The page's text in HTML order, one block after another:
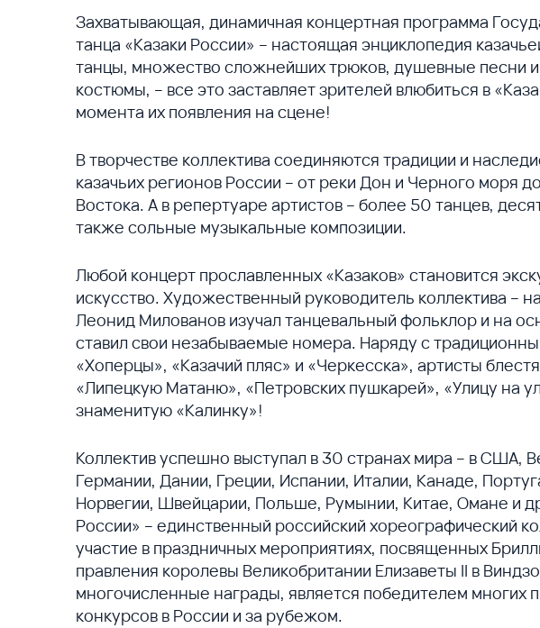
Захватывающая, динамичная концертная программа
танца «Казаки России» – настоящая энциклопедия
танцы, множество сложнейших трюков, душевные песни
костюмы, – все это заставляет зрителей влюбиться в
момента их появления на сцене!
В творчестве коллектива соединяются традиции и
казачьих регионов России – от реки Дон и Черного моря
Востока. А в репертуаре артистов – более 50 танцев,
также сольные музыкальные композиции.
Любой концерт прославленных «Казаков» становится
искусство. Художественный руководитель коллектива –
Леонид Милованов изучал танцевальный фольклор и на
ставил свои незабываемые номера. Наряду с
«Хоперцы», «Казачий пляс» и «Черкесска», артисты
«Липецкую Матаню», «Петровских пушкарей», «Улицу на
знаменитую «Калинку»!
Коллектив успешно выступал в 30 странах мира – в США,
Германии, Дании, Греции, Испании, Италии, Канаде,
Норвегии, Швейцарии, Польше, Румынии, Китае, Омане и
России» – единственный российский хореографический
участие в праздничных мероприятиях, посвященных
правления королевы Великобритании Елизаветы II в
многочисленные награды, является победителем многих
конкурсов в России и за рубежом.